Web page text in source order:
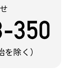
除く）